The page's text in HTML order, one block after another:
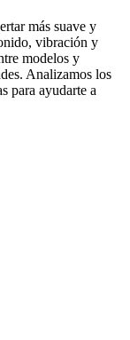
más suave y
vibración y
modelos y
Analizamos los
para ayudarte a